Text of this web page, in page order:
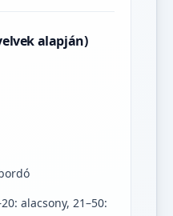
alapján)
alacsony, 21–50: